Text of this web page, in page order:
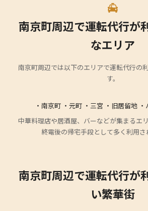
南京町周辺で運転代行が
なエリア
南京町周辺では以下のエリアで運転代行の
す。
・南京町 ・元町 ・三宮 ・旧居留地
中華料理店や居酒屋、バーなどが集まるエ
終電後の帰宅手段として多く利用さ
南京町周辺で運転代行が
い繁華街